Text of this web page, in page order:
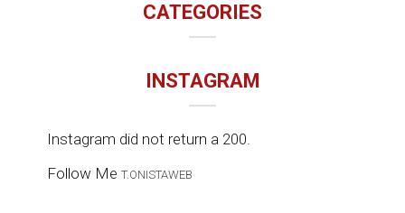
CATEGORIES
INSTAGRAM
Instagram did not return a 200.
Follow Me T.ONISTAWEB